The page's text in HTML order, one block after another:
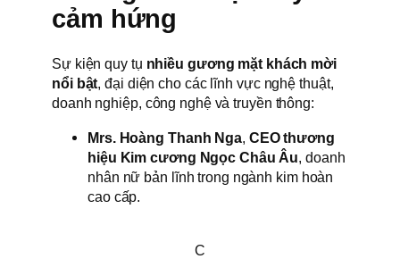
cảm hứng
Sự kiện quy tụ nhiều gương mặt khách mời
nổi bật, đại diện cho các lĩnh vực nghệ thuật,
doanh nghiệp, công nghệ và truyền thông:
Mrs. Hoàng Thanh Nga CEO thương
hiệu Kim cương Ngọc Châu Âu , doanh
nhân nữ bản lĩnh trong ngành kim hoàn
cao cấp.
C